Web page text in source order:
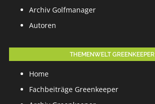
Archiv Golfmanager
Autoren
THEMENWELT GREENKEEPER
Home
Fachbeiträge Greenkeeper